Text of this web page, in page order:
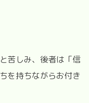
苦しみ、後者は「信
を持ちながらお付き